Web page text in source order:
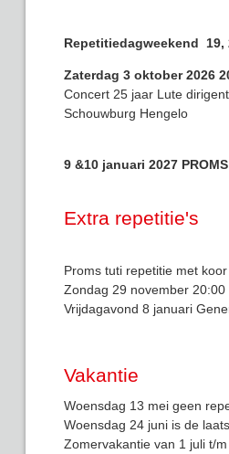
Repetitiedagweekend 19,
Zaterdag 3 oktober 2026
Concert 25 jaar Lute
Schouwburg Hengelo
9 &10 januari 2027
Extra repetitie's
Proms tuti repetitie met koor
Zondag 29 november
Vrijdagavond 8 januari
Vakantie
Woensdag 13 mei geen
Woensdag 24 juni is de
Zomervakantie van 1 juli t/